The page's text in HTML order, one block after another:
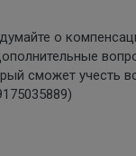
о
сможет учесть